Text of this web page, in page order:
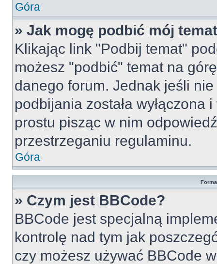
Góra
» Jak mogę podbić mój
Klikając link "Podbij temat"
możesz "podbić" temat na
danego forum. Jednak jeśli
podbijania została
prostu pisząc w nim
przestrzeganiu regulaminu.
Góra
» Czym jest BBCode?
BBCode jest specjalną
kontrolę nad tym jak
czy możesz używać BBCode